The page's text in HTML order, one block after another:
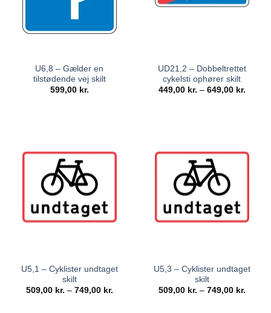
U6,8 – Gælder en
tilstødende vej skilt
599,00 kr.
UD21,2 – Dobbeltrettet
cykelsti ophører skilt
449,00 kr. – 649,00 kr.
U5,1 – Cyklister undtaget
skilt
509,00 kr. – 749,00 kr.
U5,3 – Cyklister undtaget
skilt
509,00 kr. – 749,00 kr.